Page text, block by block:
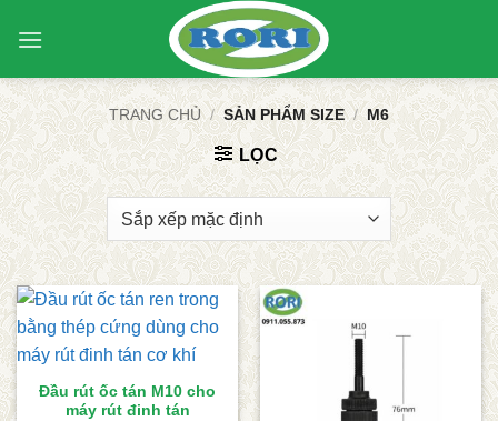
qua
dung
TRANG CHỦ / SẢN PHẨM SIZE / M6
LỌC
Đầu rút ốc tán M10 cho
máy rút đinh tán